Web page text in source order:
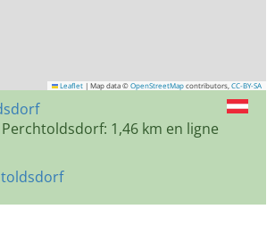
Leaflet | Map data © OpenStreetMap contributors, CC-BY-SA
1,46 km en ligne